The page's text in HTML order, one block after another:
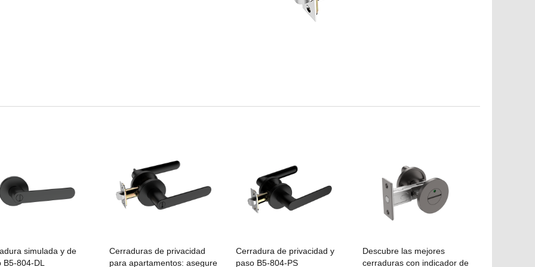
simulada y de
B5-804-DL
Cerraduras de privacidad
para apartamentos: asegure
Cerradura de privacidad y
paso B5-804-PS
Descubre las mejores
cerraduras con indicador de